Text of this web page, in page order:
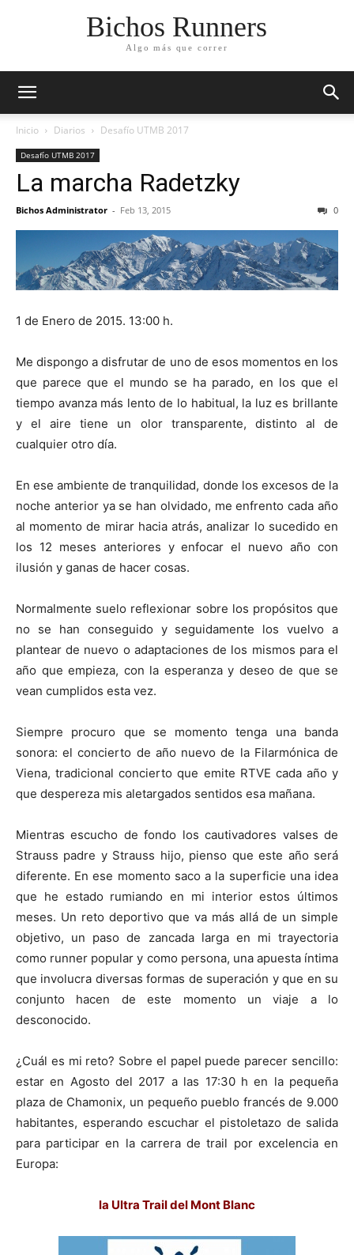
Bichos Runners
Algo más que correr
Inicio Diarios Desafío UTMB 2017
Desafío UTMB 2017
La marcha Radetzky
Bichos Administrator - Feb 13, 2015 0
1 de Enero de 2015. 13:00 h.
Me dispongo a disfrutar de uno de esos momentos en los
que parece que el mundo se ha parado, en los que el
tiempo avanza más lento de lo habitual, la luz es brillante
y el aire tiene un olor transparente, distinto al de
cualquier otro día.
En ese ambiente de tranquilidad, donde los excesos de la
noche anterior ya se han olvidado, me enfrento cada año
al momento de mirar hacia atrás, analizar lo sucedido en
los 12 meses anteriores y enfocar el nuevo año con
ilusión y ganas de hacer cosas.
Normalmente suelo reflexionar sobre los propósitos que
no se han conseguido y seguidamente los vuelvo a
plantear de nuevo o adaptaciones de los mismos para el
año que empieza, con la esperanza y deseo de que se
vean cumplidos esta vez.
Siempre procuro que se momento tenga una banda
sonora: el concierto de año nuevo de la Filarmónica de
Viena, tradicional concierto que emite RTVE cada año y
que despereza mis aletargados sentidos esa mañana.
Mientras escucho de fondo los cautivadores valses de
Strauss padre y Strauss hijo, pienso que este año será
diferente. En ese momento saco a la superficie una idea
que he estado rumiando en mi interior estos últimos
meses. Un reto deportivo que va más allá de un simple
objetivo, un paso de zancada larga en mi trayectoria
como runner popular y como persona, una apuesta íntima
que involucra diversas formas de superación y que en su
conjunto hacen de este momento un viaje a lo
desconocido.
¿Cuál es mi reto? Sobre el papel puede parecer sencillo:
estar en Agosto del 2017 a las 17:30 h en la pequeña
plaza de Chamonix, un pequeño pueblo francés de 9.000
habitantes, esperando escuchar el pistoletazo de salida
para participar en la carrera de trail por excelencia en
Europa:
la Ultra Trail del Mont Blanc